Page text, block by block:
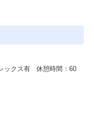
ックス有 休憩時間：60